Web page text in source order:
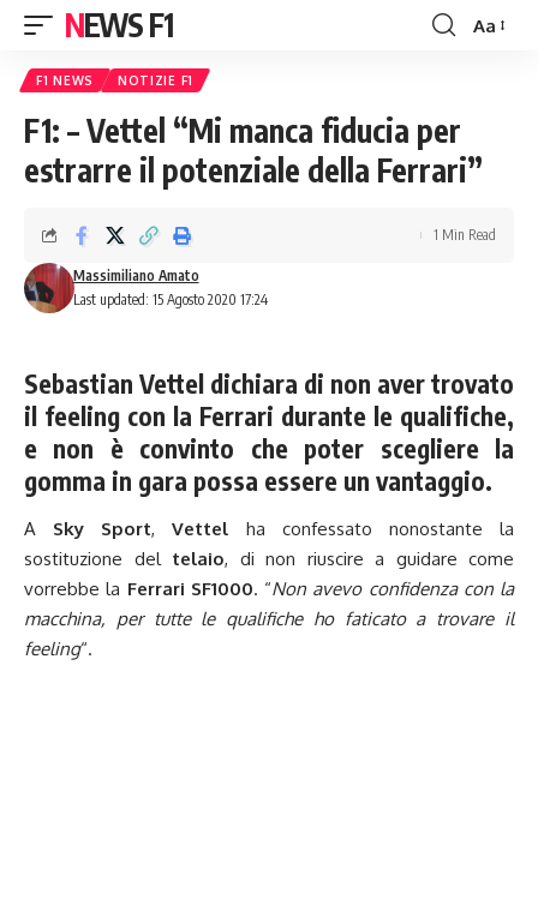
NEWS F1
Font
Aa
F1 NEWS NOTIZIE F1
F1: – Vettel “Mi manca fiducia per
estrarre il potenziale della Ferrari”
Last updated: 15 Agosto 2020 17:24
Massimiliano Amato
1 Min Read
Sebastian Vettel dichiara di non aver trovato
il feeling con la Ferrari durante le qualifiche,
e non è convinto che poter scegliere la
gomma in gara possa essere un vantaggio.
A Sky Sport,Vettel ha confessato nonostante la
sostituzione del telaio, di non riuscire a guidare come
vorrebbe la Ferrari SF1000. “Non avevo confidenza con la
macchina, per tutte le qualifiche ho faticato a trovare il
feeling“.